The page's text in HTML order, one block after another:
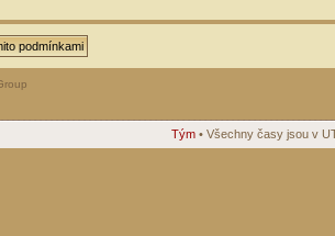
Tým • Všechny časy jsou v